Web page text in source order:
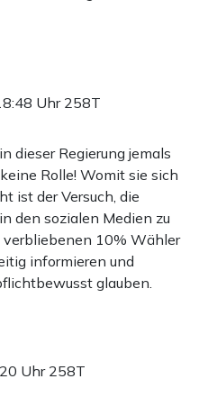
Uhr 258T
dieser Regierung jemals
Rolle! Womit sie sich
ist der Versuch, die
den sozialen Medien zu
10% Wähler
informieren und
glauben.
Uhr 258T